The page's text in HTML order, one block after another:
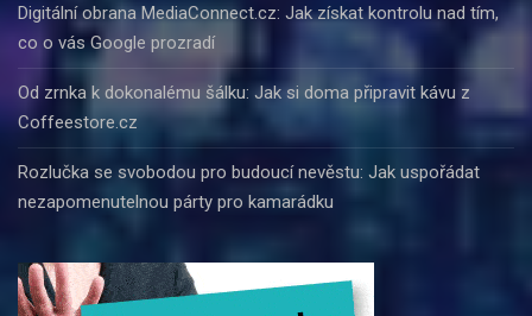
Digitální obrana MediaConnect.cz: Jak získat kontrolu nad tím,
co o vás Google prozradí
Od zrnka k dokonalému šálku: Jak si doma připravit kávu z
Coffeestore.cz
Rozlučka se svobodou pro budoucí nevěstu: Jak uspořádat
nezapomenutelnou párty pro kamarádku